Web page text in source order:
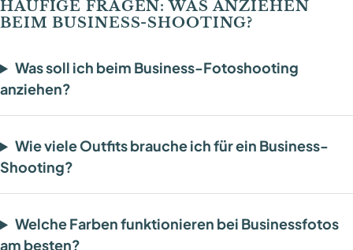
HÄUFIGE FRAGEN: WAS ANZIEHEN
BEIM BUSINESS-SHOOTING?
Was soll ich beim Business-Fotoshooting
anziehen?
Wie viele Outfits brauche ich für ein Business-
Shooting?
Welche Farben funktionieren bei Businessfotos
am besten?